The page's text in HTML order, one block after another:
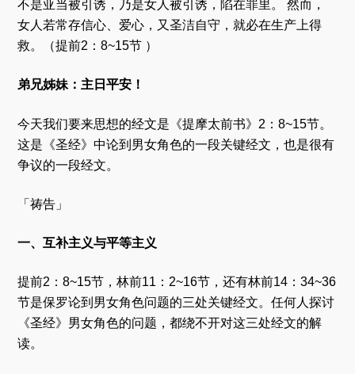
不是亚当被引诱，乃是女人被引诱，陷在罪里。 然而，
女人若常存信心、爱心，又圣洁自守，就必在生产上得
救。（提前2：8~15节 ）
弟兄姊妹：主日平安！
今天我们要来思想的经文是《提摩太前书》2：8~15节。
这是《圣经》中论到男女角色的一段关键经文，也是很有
争议的一段经文。
「祷告」
一、互补主义与平等主义
提前2：8~15节，林前11：2~16节，还有林前14：34~36
节是保罗论到男女角色问题的三处关键经文。任何人探讨
《圣经》男女角色的问题，都绕不开对这三处经文的解
读。